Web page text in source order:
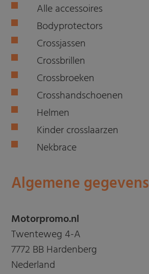
Alle accessoires
Bodyprotectors
Crossjassen
Crossbrillen
Crossbroeken
Crosshandschoenen
Helmen
Kinder crosslaarzen
Nekbrace
Algemene gegevens
Motorpromo.nl
Twenteweg 4-A
7772 BB Hardenberg
Nederland